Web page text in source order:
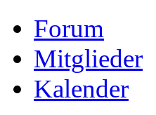
Forum
Mitglieder
Kalender